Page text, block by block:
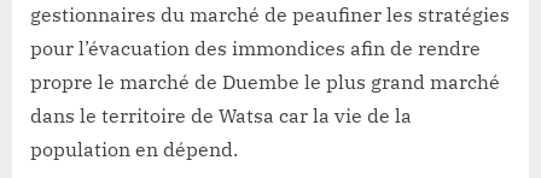
gestionnaires du marché de peaufiner les stratégies
pour l’évacuation des immondices afin de rendre
propre le marché de Duembe le plus grand marché
dans le territoire de Watsa car la vie de la
population en dépend.